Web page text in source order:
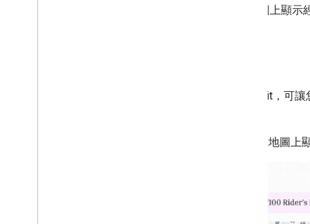
如果您使用 Geocoding API 在地圖上顯
Google 地圖平台包含 Places UI Kit，可
舉例來說，Places UI Kit 可讓您在地圖